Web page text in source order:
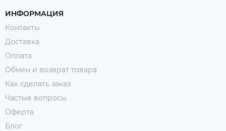
ИНФОРМАЦИЯ
Контакты
Доставка
Оплата
Обмен и возврат товара
Как сделать заказ
Частые вопросы
Оферта
Блог